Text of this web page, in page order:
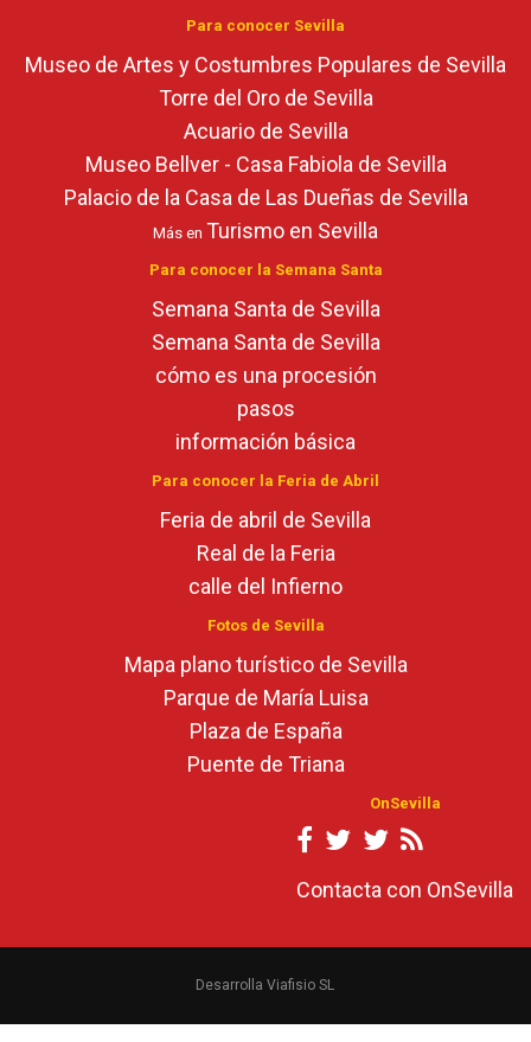
Para conocer Sevilla
Museo de Artes y Costumbres Populares de Sevilla
Torre del Oro de Sevilla
Acuario de Sevilla
Museo Bellver - Casa Fabiola de Sevilla
Palacio de la Casa de Las Dueñas de Sevilla
Más en Turismo en Sevilla
Para conocer la Semana Santa
Semana Santa de Sevilla
Semana Santa de Sevilla
cómo es una procesión
pasos
información básica
Para conocer la Feria de Abril
Feria de abril de Sevilla
Real de la Feria
calle del Infierno
Fotos de Sevilla
Mapa plano turístico de Sevilla
Parque de María Luisa
Plaza de España
Puente de Triana
OnSevilla
Contacta con OnSevilla
Desarrolla Viafisio SL